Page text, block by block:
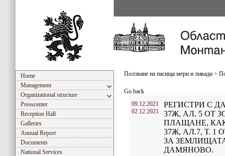
Home
Management
Organizational structure
Presscenter
Reception Hall
Galleries
Annual Report
Documents
National Services
Ползване на пасища мери и ливади >
Go back
09.12.2021
02.12.2021
РЕГИСТРИ С
37Ж, АЛ. 5 ОТ
ПЛАЩАНЕ,
37Ж, АЛ.7, Т. 1
ЗА
ДАМЯНОВО.